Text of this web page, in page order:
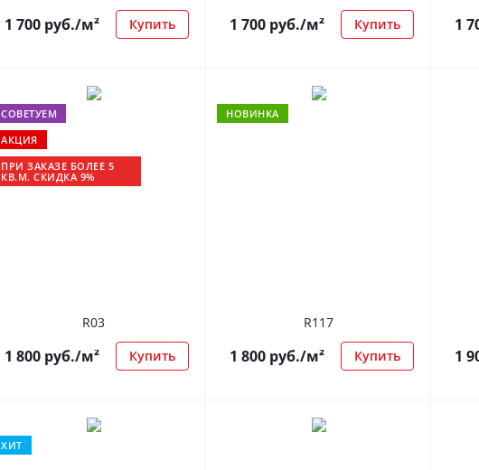
1 700 руб./м² Купить 1 700 руб./м² Купить 1
СОВЕТУЕМ
АКЦИЯ
ПРИ ЗАКАЗЕ БОЛЕЕ 5
КВ.М. СКИДКА 9%
R03
1 800 руб./м² Купить
НОВИНКА
R117
1 800 руб./м² Купить 1
ХИТ